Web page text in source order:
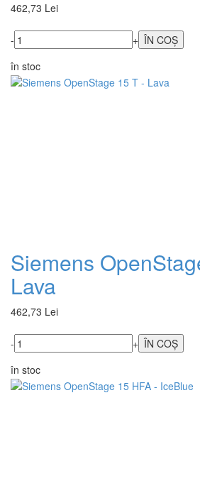
462,73 Lei
-
+
în stoc
Siemens
Lava
462,73 Lei
-
+
în stoc